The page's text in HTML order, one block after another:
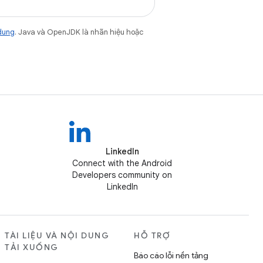
. Java và OpenJDK là nhãn hiệu hoặc
LinkedIn
Connect with the Android
Developers community on
LinkedIn
TÀI LIỆU VÀ NỘI DUNG
TẢI XUỐNG
HỖ TRỢ
Báo cáo lỗi nền tảng